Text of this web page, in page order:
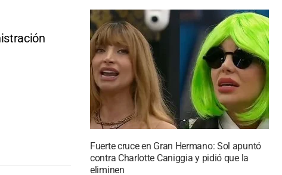
Fuerte cruce en Gran Hermano: Sol apuntó
contra Charlotte Caniggia y pidió que la
eliminen